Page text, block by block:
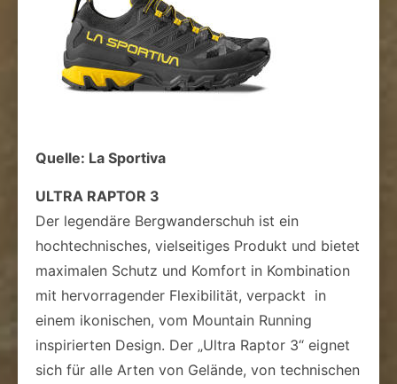
Quelle: La Sportiva
ULTRA RAPTOR 3
Der legendäre Bergwanderschuh ist ein
hochtechnisches, vielseitiges Produkt und bietet
maximalen Schutz und Komfort in Kombination
mit hervorragender Flexibilität, verpackt in
einem ikonischen, vom Mountain Running
inspirierten Design. Der „Ultra Raptor 3“ eignet
sich für alle Arten von Gelände, von technischen